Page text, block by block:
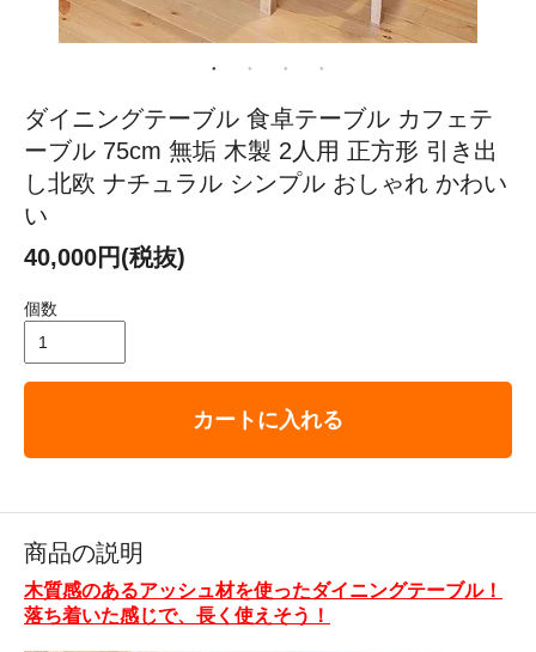
ダイニングテーブル 食卓テーブル カフェテ
ーブル 75cm 無垢 木製 2人用 正方形 引き出
し北欧 ナチュラル シンプル おしゃれ かわい
い
40,000円(税抜)
個数
カートに入れる
商品の説明
木質感のあるアッシュ材を使ったダイニングテーブル！
落ち着いた感じで、長く使えそう！